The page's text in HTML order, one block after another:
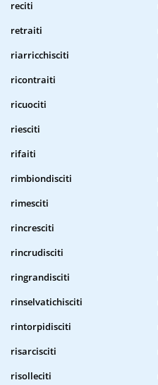
reciti
retraiti
riarricchisciti
ricontraiti
ricuociti
riesciti
rifaiti
rimbiondisciti
rimesciti
rincresciti
rincrudisciti
ringrandisciti
rinselvatichisciti
rintorpidisciti
risarcisciti
risolleciti